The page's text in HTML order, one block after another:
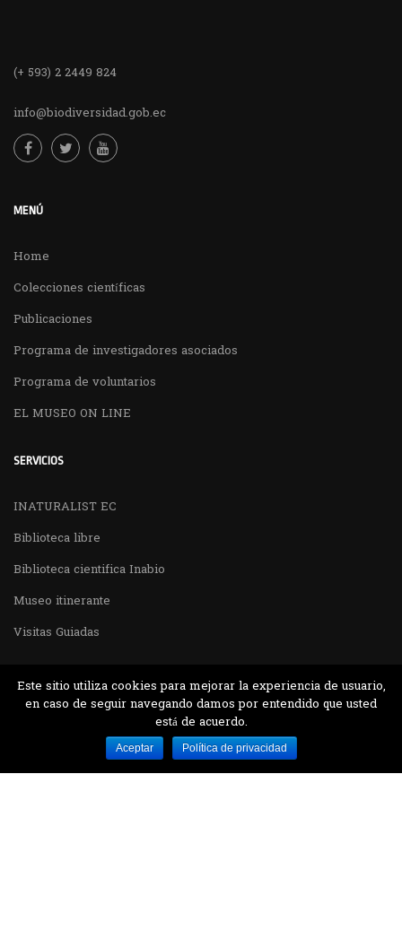
(+ 593) 2 2449 824
info@biodiversidad.gob.ec
MENÚ
Home
Colecciones científicas
Publicaciones
Programa de investigadores asociados
Programa de voluntarios
EL MUSEO ON LINE
SERVICIOS
INATURALIST EC
Biblioteca libre
Biblioteca cientifica Inabio
Museo itinerante
Visitas Guiadas
Desarrollado por MJTEC.
Este sitio utiliza cookies para mejorar la experiencia de usuario,
en caso de seguir navegando damos por entendido que usted
está de acuerdo.
Aceptar Política de privacidad